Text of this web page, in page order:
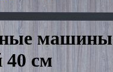
машины
40 см